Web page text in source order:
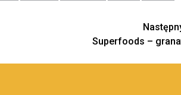
Superfoods –